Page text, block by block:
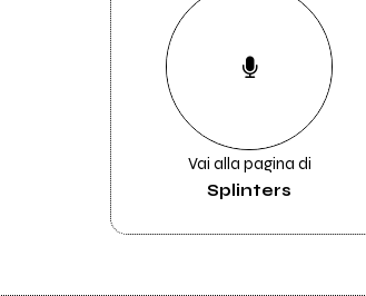
Vai alla pagina di
Splinters